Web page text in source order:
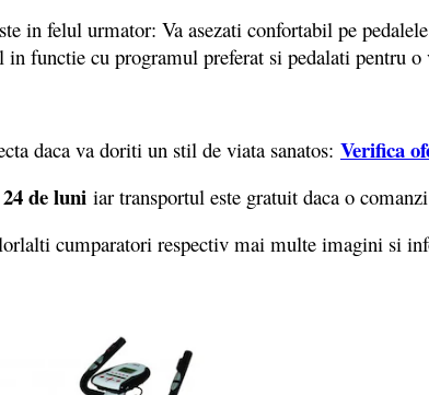
in felul urmator: Va asezati confortabil pe
functie cu programul preferat si pedalati pentru o
daca va doriti un stil de viata sanatos: Verifica
de luni iar transportul este gratuit daca o
cumparatori respectiv mai multe imagini si